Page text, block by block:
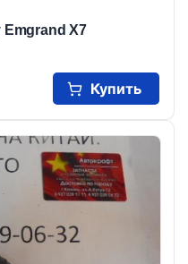
X7
Купить